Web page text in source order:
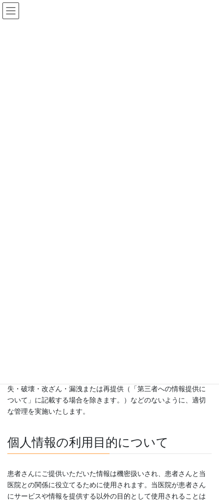
失・破壊・改ざん・漏洩または再提供（「第三者への情報提供に
ついて」に記載する場合を除きます。）などのないように、適切
な管理を実施いたします。
個人情報の利用目的について
患者さんにご提供いただいた情報は機密扱いされ、患者さんと当
医院との関係に役立てるために使用されます。当医院が患者さん
にサービスや情報を提供する以外の目的として使用されることは